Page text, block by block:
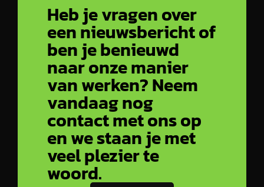
Heb je vragen over
een nieuwsbericht of
ben je benieuwd
naar onze manier
van werken? Neem
vandaag nog
contact met ons op
en we staan je met
veel plezier te
woord.